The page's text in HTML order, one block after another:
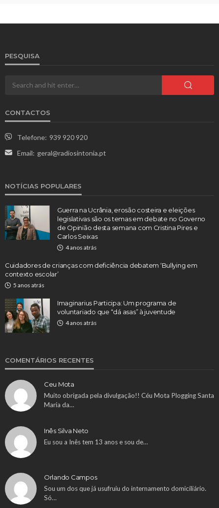
PESQUISA
CONTACTOS
Telefone: 939 920 920
Email: geral@radiosintonia.pt
NOTÍCIAS POPULARES
Guerra na Ucrânia, erosão costeira e eleições
legislativas são os temas em debate no Governo
de Opinião desta semana com Cristina Pires e
Carlos Seixas
4 anos atrás
Cuidadores de crianças com deficiência debatem ‘Bullying em
contexto escolar’
5 anos atrás
Imaginarius Participa: Um programa de
voluntariado que “dá asas” à juventude
4 anos atrás
COMENTÁRIOS RECENTES
Ceu Mota
Muito obrigada pela divulgação!! Céu Mota Plogging Santa
Maria da…
Inês Silva Neto
Eu sou a Inês tem 13 anos e sou de…
Orlando Campos
Sou um dos que já usufruiu do internamento domiciliário.
Só…